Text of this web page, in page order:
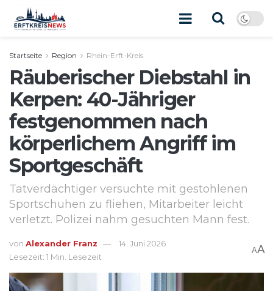
Startseite Region Rhein-Erft-Kreis
Räuberischer Diebstahl in
Kerpen: 40-Jähriger
festgenommen nach
körperlichem Angriff im
Sportgeschäft
Tatverdächtiger versuchte mit gestohlenen
Sportschuhen zu fliehen, Mitarbeiter leicht
verletzt. Polizei nahm gesuchten Mann fest.
von Alexander Franz
14. Juni 2026
Lesezeit: 1 Min. Lesezeit
AA